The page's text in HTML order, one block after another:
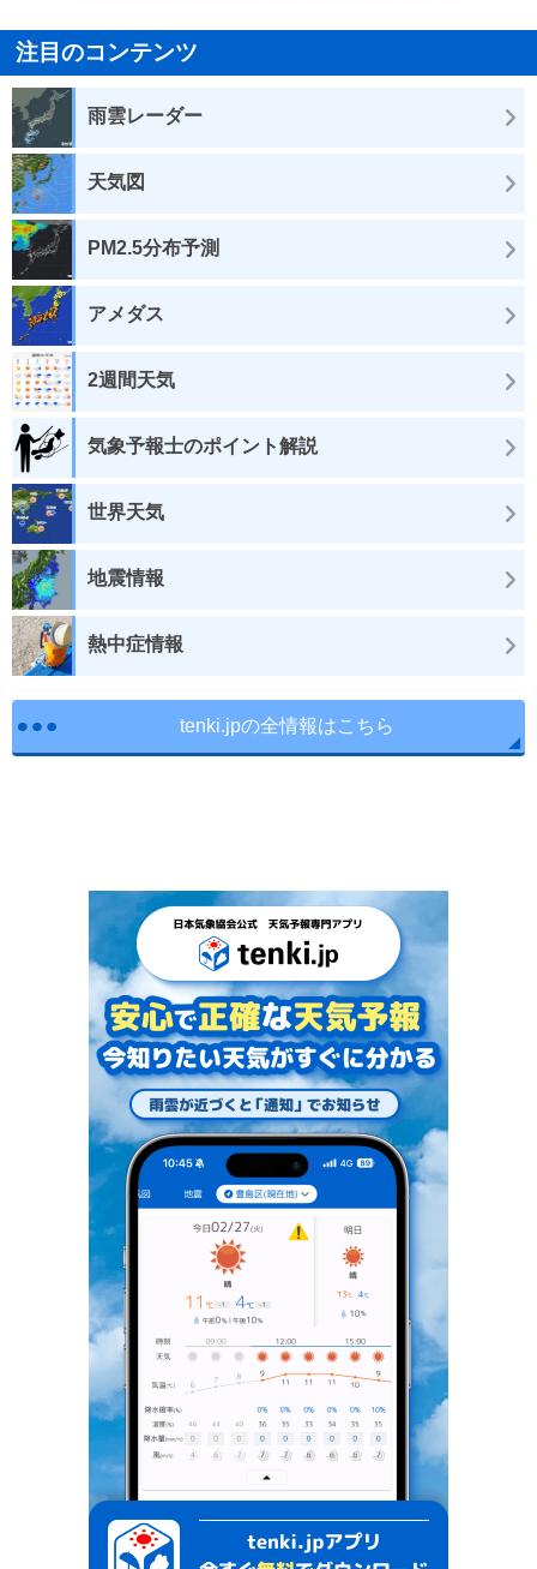
注目のコンテンツ
雨雲レーダー
天気図
PM2.5分布予測
アメダス
2週間天気
気象予報士のポイント解説
世界天気
地震情報
熱中症情報
tenki.jpの全情報はこちら